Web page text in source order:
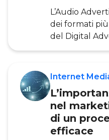
di non
italiano,
terze parti. In
realizzato da
L’Audio
dei formati
del Digital
diffusione di
entrando in
accedere a
device,
raggiungendo
più ampia.
Internet
nel
di un
efficace